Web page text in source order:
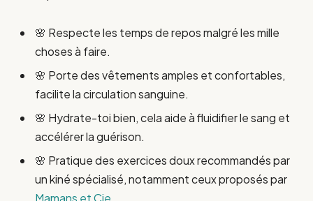
🌸 Respecte les temps de repos malgré les mille
choses à faire.
🌸 Porte des vêtements amples et confortables,
facilite la circulation sanguine.
🌸 Hydrate-toi bien, cela aide à fluidifier le sang et
accélérer la guérison.
🌸 Pratique des exercices doux recommandés par
un kiné spécialisé, notamment ceux proposés par